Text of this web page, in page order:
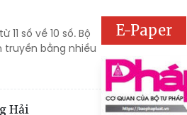
số về 10 số. Bộ
bằng nhiều
Hải
E-Paper